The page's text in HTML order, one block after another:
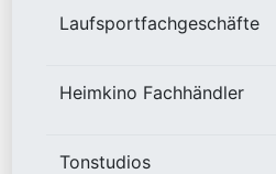
Laufsportfachgeschäfte
Heimkino Fachhändler
Tonstudios